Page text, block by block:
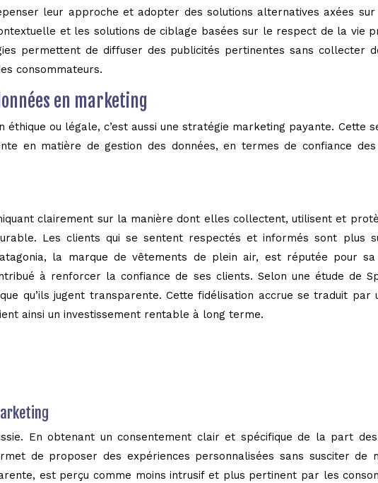
leur approche et adopter des solutions alternatives axées
et les solutions de ciblage basées sur le respect de la vie
permettent de diffuser des publicités pertinentes sans collecter
consommateurs.
en marketing
ou légale, c’est aussi une stratégie marketing payante. Cette
en matière de gestion des données, en termes de confiance des
clairement sur la manière dont elles collectent, utilisent et
Les clients qui se sentent respectés et informés sont plus
la marque de vêtements de plein air, est réputée pour
à renforcer la confiance de ses clients. Selon une étude de
qu’ils jugent transparente. Cette fidélisation accrue se traduit par
ainsi un investissement rentable à long terme.
En obtenant un consentement clair et spécifique de la part
de proposer des expériences personnalisées sans susciter de
est perçu comme moins intrusif et plus pertinent par les